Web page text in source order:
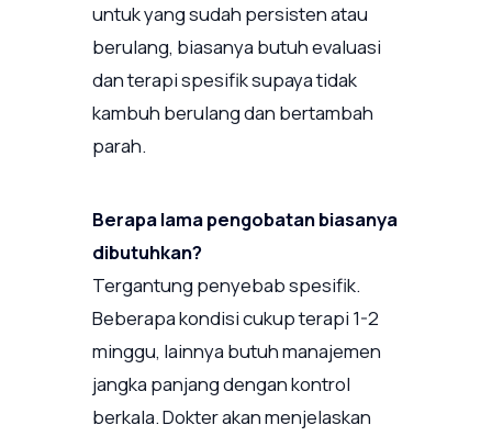
untuk yang sudah persisten atau
berulang, biasanya butuh evaluasi
dan terapi spesifik supaya tidak
kambuh berulang dan bertambah
parah.
Berapa lama pengobatan biasanya
dibutuhkan?
Tergantung penyebab spesifik.
Beberapa kondisi cukup terapi 1-2
minggu, lainnya butuh manajemen
jangka panjang dengan kontrol
berkala. Dokter akan menjelaskan